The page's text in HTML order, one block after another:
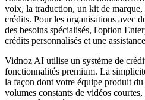
voix, la traduction, un kit de
crédits. Pour les organisations avec
des besoins spécialisés, l'option
crédits personnalisés et une
Vidnoz AI utilise un système de
fonctionnalités premium. La
la façon dont votre équipe produit
volumes constants de vidéos